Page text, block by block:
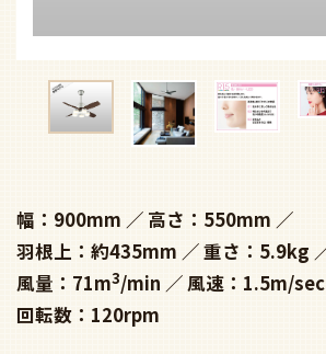
幅：900mm
高さ：550mm
羽根上：約435mm
重さ：5.9kg
風量：71m3/min
風速：1.5m/sec
回転数：120rpm